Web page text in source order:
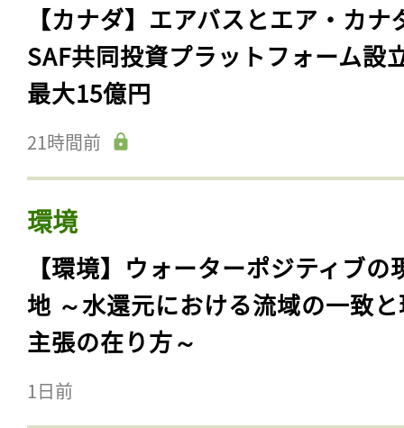
【カナダ】エアバスとエア・カナ
SAF共同投資プラットフォーム設
最大15億円
21時間前
環境
【環境】ウォーターポジティブの
地 ～水還元における流域の一致
主張の在り方～
1日前